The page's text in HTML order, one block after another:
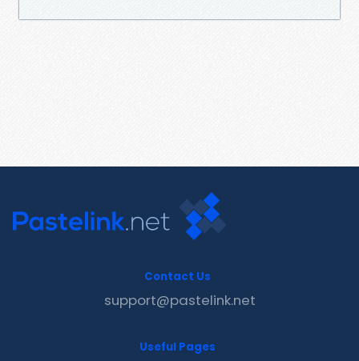
Contact Us
support@pastelink.net
Useful Pages